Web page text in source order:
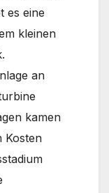
es eine
kleinen
an
kamen
Kosten